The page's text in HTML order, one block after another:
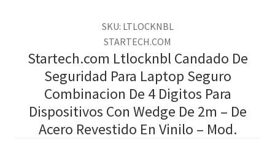
SKU: LTLOCKNBL
STARTECH.COM
Startech.com Ltlocknbl Candado De
Seguridad Para Laptop Seguro
Combinacion De 4 Digitos Para
Dispositivos Con Wedge De 2m – De
Acero Revestido En Vinilo – Mod.